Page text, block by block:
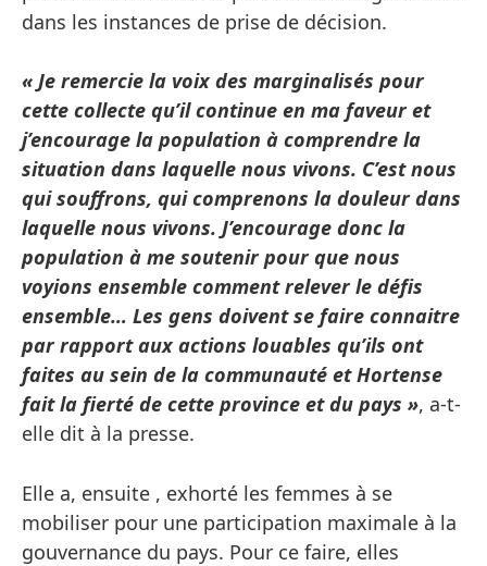
dans les instances de prise de décision.
« Je remercie la voix des marginalisés pour
cette collecte qu’il continue en ma faveur et
j’encourage la population à comprendre la
situation dans laquelle nous vivons. C’est nous
qui souffrons, qui comprenons la douleur dans
laquelle nous vivons. J’encourage donc la
population à me soutenir pour que nous
voyions ensemble comment relever le défis
ensemble… Les gens doivent se faire connaitre
par rapport aux actions louables qu’ils ont
faites au sein de la communauté et Hortense
fait la fierté de cette province et du pays », a-t-
elle dit à la presse.
Elle a, ensuite , exhorté les femmes à se
mobiliser pour une participation maximale à la
gouvernance du pays. Pour ce faire, elles